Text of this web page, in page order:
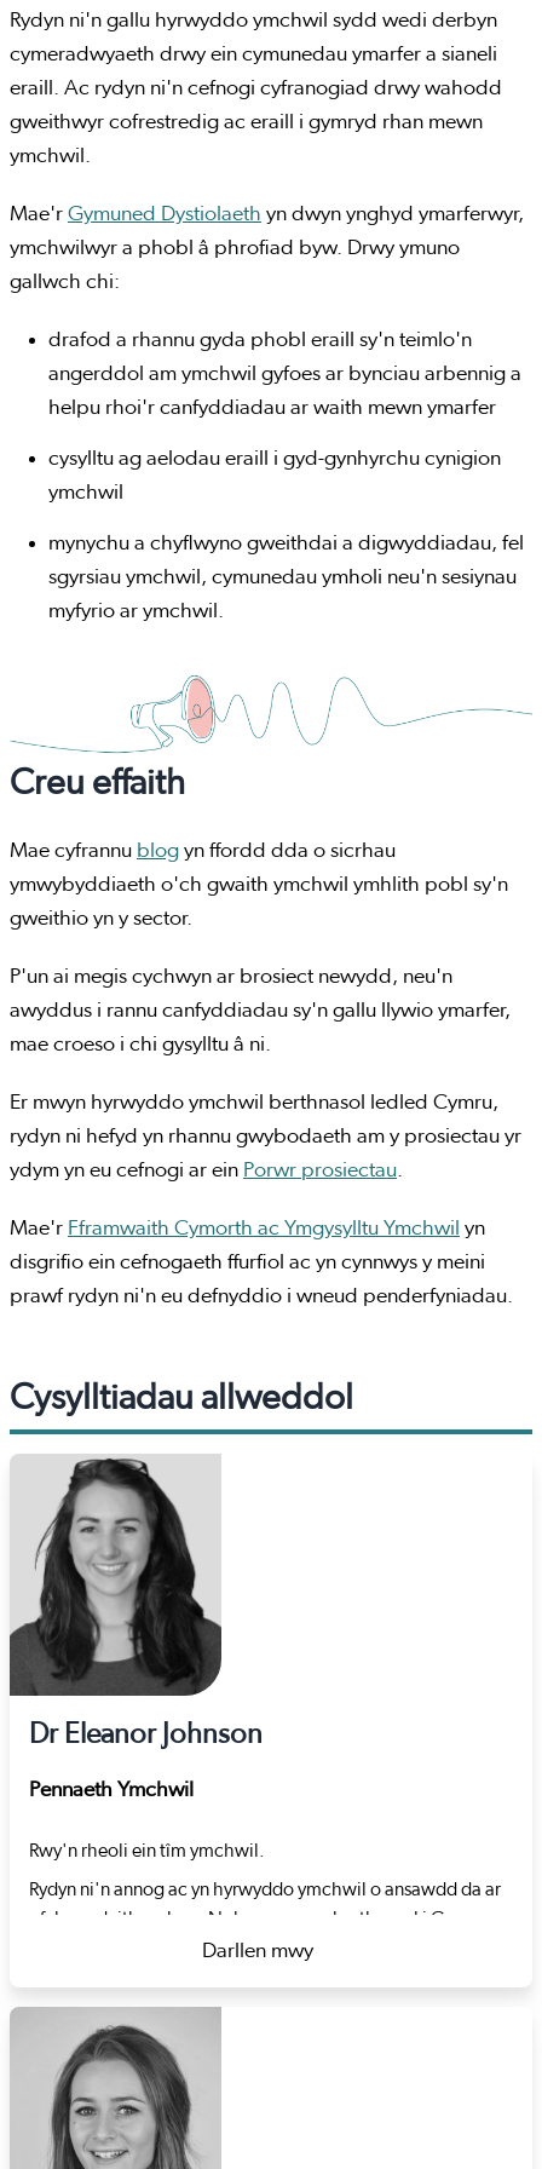
Rydyn ni'n gallu hyrwyddo ymchwil sydd wedi derbyn
cymeradwyaeth drwy ein cymunedau ymarfer a sianeli
eraill. Ac rydyn ni'n cefnogi cyfranogiad drwy wahodd
gweithwyr cofrestredig ac eraill i gymryd rhan mewn
ymchwil.
Mae'r Gymuned Dystiolaeth yn dwyn ynghyd ymarferwyr,
ymchwilwyr a phobl â phrofiad byw. Drwy ymuno
gallwch chi:
drafod a rhannu gyda phobl eraill sy'n teimlo'n
angerddol am ymchwil gyfoes ar bynciau arbennig a
helpu rhoi'r canfyddiadau ar waith mewn ymarfer
cysylltu ag aelodau eraill i gyd-gynhyrchu cynigion
ymchwil
mynychu a chyflwyno gweithdai a digwyddiadau, fel
sgyrsiau ymchwil, cymunedau ymholi neu'n sesiynau
myfyrio ar ymchwil.
Creu effaith
Mae cyfrannu blog yn ffordd dda o sicrhau
ymwybyddiaeth o'ch gwaith ymchwil ymhlith pobl sy'n
gweithio yn y sector.
P'un ai megis cychwyn ar brosiect newydd, neu'n
awyddus i rannu canfyddiadau sy'n gallu llywio ymarfer,
mae croeso i chi gysylltu â ni.
Er mwyn hyrwyddo ymchwil berthnasol ledled Cymru,
rydyn ni hefyd yn rhannu gwybodaeth am y prosiectau yr
ydym yn eu cefnogi ar ein Porwr prosiectau.
Mae'r Fframwaith Cymorth ac Ymgysylltu Ymchwil yn
disgrifio ein cefnogaeth ffurfiol ac yn cynnwys y meini
prawf rydyn ni'n eu defnyddio i wneud penderfyniadau.
Cysylltiadau allweddol
Dr Eleanor Johnson
Pennaeth Ymchwil
Rwy'n rheoli ein tîm ymchwil.
Rydyn ni'n annog ac yn hyrwyddo ymchwil o ansawdd da ar
ofal cymdeithasol yng Nghymru ac yn berthnasol i Gymru
drwy osod blaenoriaethau ymchwil a chefnogi ymchwilwyr.
Rydyn ni'n casglu ynghyd canfyddiadau ymchwil i ddarparu
cymdeithasol drwy grynodebau tystiolaeth a'r gyfres
cipolwg ar y gweithlu.
Cyn ymuno â Gofal Cymdeithasol Cymru roeddwn yn
Gymrawd Ymchwil yng Nghanolfan Ymchwil Iechyd a Gofal
Darllen mwy
about Dr Eleanor Johnson